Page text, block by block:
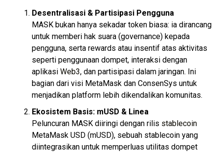
Desentralisasi & Partisipasi Pengguna
MASK bukan hanya sekadar token biasa: ia dirancang
untuk memberi hak suara (governance) kepada
pengguna, serta rewards atau insentif atas aktivitas
seperti penggunaan dompet, interaksi dengan
aplikasi Web3, dan partisipasi dalam jaringan. Ini
bagian dari visi MetaMask dan ConsenSys untuk
menjadikan platform lebih dikendalikan komunitas.
Ekosistem Basis: mUSD & Linea
Peluncuran MASK diiringi dengan rilis stablecoin
MetaMask USD (mUSD), sebuah stablecoin yang
diintegrasikan untuk memperluas utilitas dompet